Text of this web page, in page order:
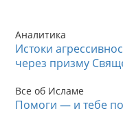
Аналитика
Истоки
через призму
Все об Исламе
Помоги — и тебе